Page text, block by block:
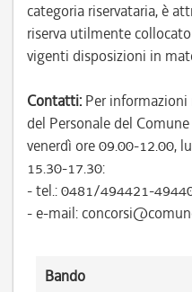
categoria riservataria, è
riserva utilmente
vigenti disposizioni in
Contatti: Per informazioni
del Personale del
venerdì ore 09.00-12.00,
15.30-17.30:
- tel.: 0481/494421-
- e-mail:
Bando